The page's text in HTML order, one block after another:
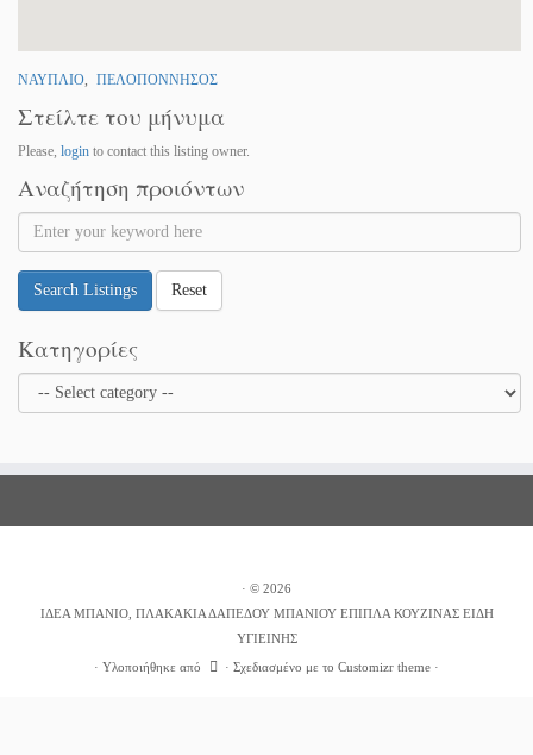
ΝΑΥΠΛΙΟ, ΠΕΛΟΠΟΝΝΗΣΟΣ
Στείλτε του μήνυμα
Please, login to contact this listing owner.
Αναζήτηση προιόντων
Search Listings Reset
Κατηγορίες
· © 2026
ΙΔΕΑ ΜΠΑΝΙΟ, ΠΛΑΚΑΚΙΑ ΔΑΠΕΔΟΥ ΜΠΑΝΙΟΥ ΕΠΙΠΛΑ ΚΟΥΖΙΝΑΣ ΕΙΔΗ
ΥΓΙΕΙΝΗΣ
· Υλοποιήθηκε από · Σχεδιασμένο με το Customizr theme ·